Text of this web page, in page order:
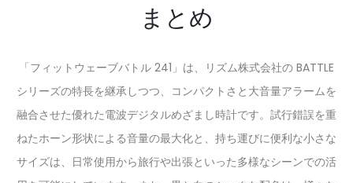
まとめ
「フィットウェーブバトル 241」は、リズム株式会社の BATTLE
シリーズの特長を継承しつつ、コンパクトさと大音量アラームを
融合させた優れた電波デジタルめざまし時計です。試行錯誤を重
ねたホーン形状による音量の最大化と、持ち運びに便利な小さな
サイズは、日常使用から旅行や出張といった多様なシーンでの活